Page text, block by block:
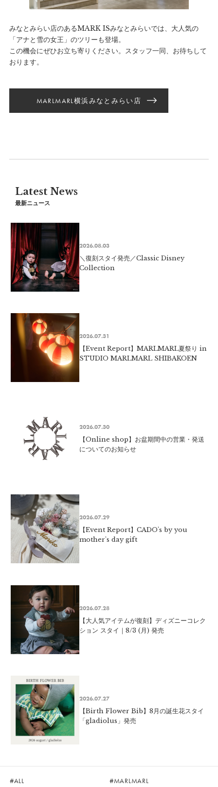
みなとみらい店のあるMARK ISみなとみらいでは、大人気の
「アナと雪の女王」のツリーも登場。
この機会にぜひお立ち寄りください。スタッフ一同、お待ちして
おります。
MARLMARL横浜みなとみらい店
Latest News
最新ニュース
2026.08.03
＼復刻スタイ発売／Classic Disney
Collection
2026.07.31
【Event Report】MARLMARL夏祭り in
STUDIO MARLMARL SHIBAKOEN
2026.07.30
【Online shop】お盆期間中の営業・発送
についてのお知らせ
2026.07.29
【Event Report】CADO's by you
mother's day gift
2026.07.28
【大人気アイテムが復刻】ディズニーコレク
ション スタイ｜8/3 (月) 発売
2026.07.27
【Birth Flower Bib】8月の誕生花スタイ
「gladiolus」発売
ALL
MARLMARL